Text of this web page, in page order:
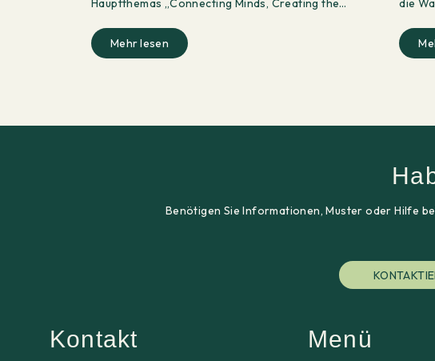
Hauptthemas „Connecting Minds, Creating the
Mehr lesen
die
Benötigen Sie Informationen, Muster oder Hilfe
Kontakt Menü